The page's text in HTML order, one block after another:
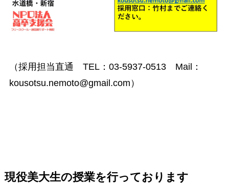
（採用担当直通 TEL：03-5937-0513 Mail：
kousotsu.nemoto@gmail.com）
現役美大生の授業を行っております